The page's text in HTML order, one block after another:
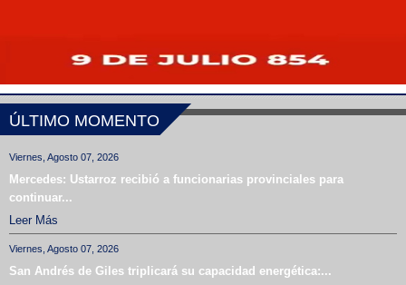
ÚLTIMO MOMENTO
Viernes, Agosto 07, 2026
Mercedes: Ustarroz recibió a funcionarias provinciales para
continuar...
Leer Más
Viernes, Agosto 07, 2026
San Andrés de Giles triplicará su capacidad energética:...